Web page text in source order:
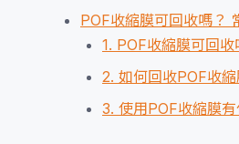
POF收縮膜可回收嗎？
1. POF收縮膜可回收
2. 如何回收POF收縮
3. 使用POF收縮膜